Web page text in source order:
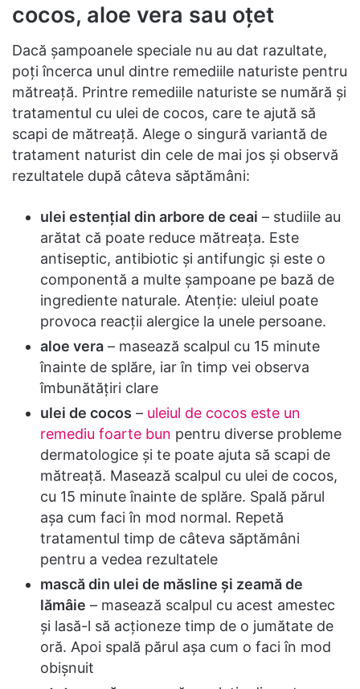
cocos, aloe vera sau oțet
Dacă şampoanele speciale nu au dat razultate,
poţi încerca unul dintre remediile naturiste pentru
mătreaţă. Printre remediile naturiste se numără şi
tratamentul cu ulei de cocos, care te ajută să
scapi de mătreaţă. Alege o singură variantă de
tratament naturist din cele de mai jos şi observă
rezultatele după câteva săptămâni:
ulei estenţial din arbore de ceai – studiile au
arătat că poate reduce mătreaţa. Este
antiseptic, antibiotic şi antifungic şi este o
componentă a multe şampoane pe bază de
ingrediente naturale. Atenţie: uleiul poate
provoca reacţii alergice la unele persoane.
aloe vera – masează scalpul cu 15 minute
înainte de splăre, iar în timp vei observa
îmbunătăţiri clare
ulei de cocos – uleiul de cocos este un
remediu foarte bun pentru diverse probleme
dermatologice şi te poate ajuta să scapi de
mătreaţă. Masează scalpul cu ulei de cocos,
cu 15 minute înainte de splăre. Spală părul
aşa cum faci în mod normal. Repetă
tratamentul timp de câteva săptămâni
pentru a vedea rezultatele
mască din ulei de măsline şi zeamă de
lămâie – masează scalpul cu acest amestec
şi lasă-l să acţioneze timp de o jumătate de
oră. Apoi spală părul aşa cum o faci în mod
obişnuit